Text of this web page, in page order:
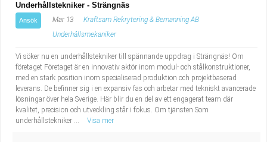
Underhållstekniker - Strängnäs
Ansök Mar 13
Kraftsam Rekrytering & Bemanning AB
Underhållsmekaniker
Vi söker nu en underhållstekniker till spännande uppdrag i Strängnäs! Om
företaget Företaget är en innovativ aktör inom modul- och stålkonstruktioner,
med en stark position inom specialiserad produktion och projektbaserad
leverans. De befinner sig i en expansiv fas och arbetar med tekniskt avancerade
lösningar över hela Sverige. Här blir du en del av ett engagerat team där
kvalitet, precision och utveckling står i fokus. Om tjänsten Som
underhållstekniker ...
Visa mer